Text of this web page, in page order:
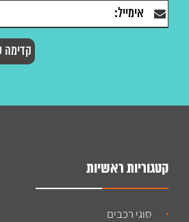
קטגוריות ראשיות
סוגי רכבים